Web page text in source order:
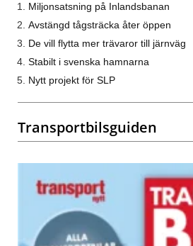
Miljonsatsning på Inlandsbanan
Avstängd tågsträcka åter öppen
De vill flytta mer trävaror till järnväg
Stabilt i svenska hamnarna
Nytt projekt för SLP
Transportbilsguiden